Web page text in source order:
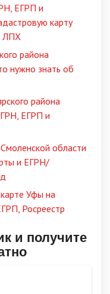
ЕГРП и
карту
ЛПХ
района
нужно знать об
района
ЕГРП и
области
и ЕГРН/
Уфы на
Росреестр
и получите